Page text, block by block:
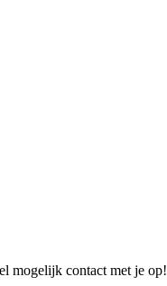
mogelijk contact met je op!